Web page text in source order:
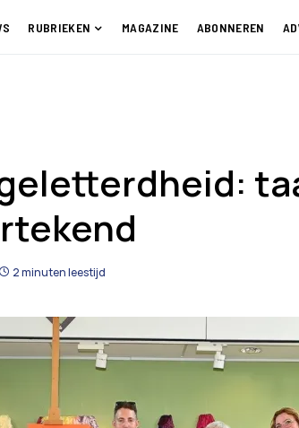
RUBRIEKEN MAGAZINE ABONNEREN
2 minuten leestijd